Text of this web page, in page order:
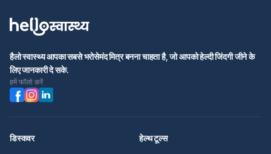
हैलो स्वास्थ्य आपका सबसे भरोसेमंद मित्र बनना चाहता है, जो आपको हेल्दी जिंदगी जीने के
लिए जानकारी दे सके.
हमें फॉलो करें
डिस्कवर हेल्थ टूल्स